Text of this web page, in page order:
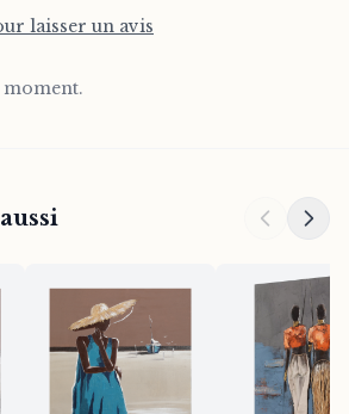
transformeront vos espaces
en galerie d'art personnelle.
tous les styles de
du contemporain au
laisser un avis